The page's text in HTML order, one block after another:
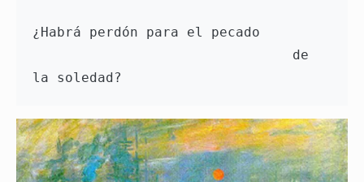
¿Habrá perdón para el pecado
la soledad?